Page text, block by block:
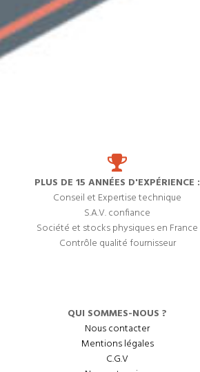
PLUS DE 15 ANNÉES D'EXPÉRIENCE :
Conseil et Expertise technique
S.A.V. confiance
Société et stocks physiques en France
Contrôle qualité fournisseur
QUI SOMMES-NOUS ?
Nous contacter
Mentions légales
C.G.V